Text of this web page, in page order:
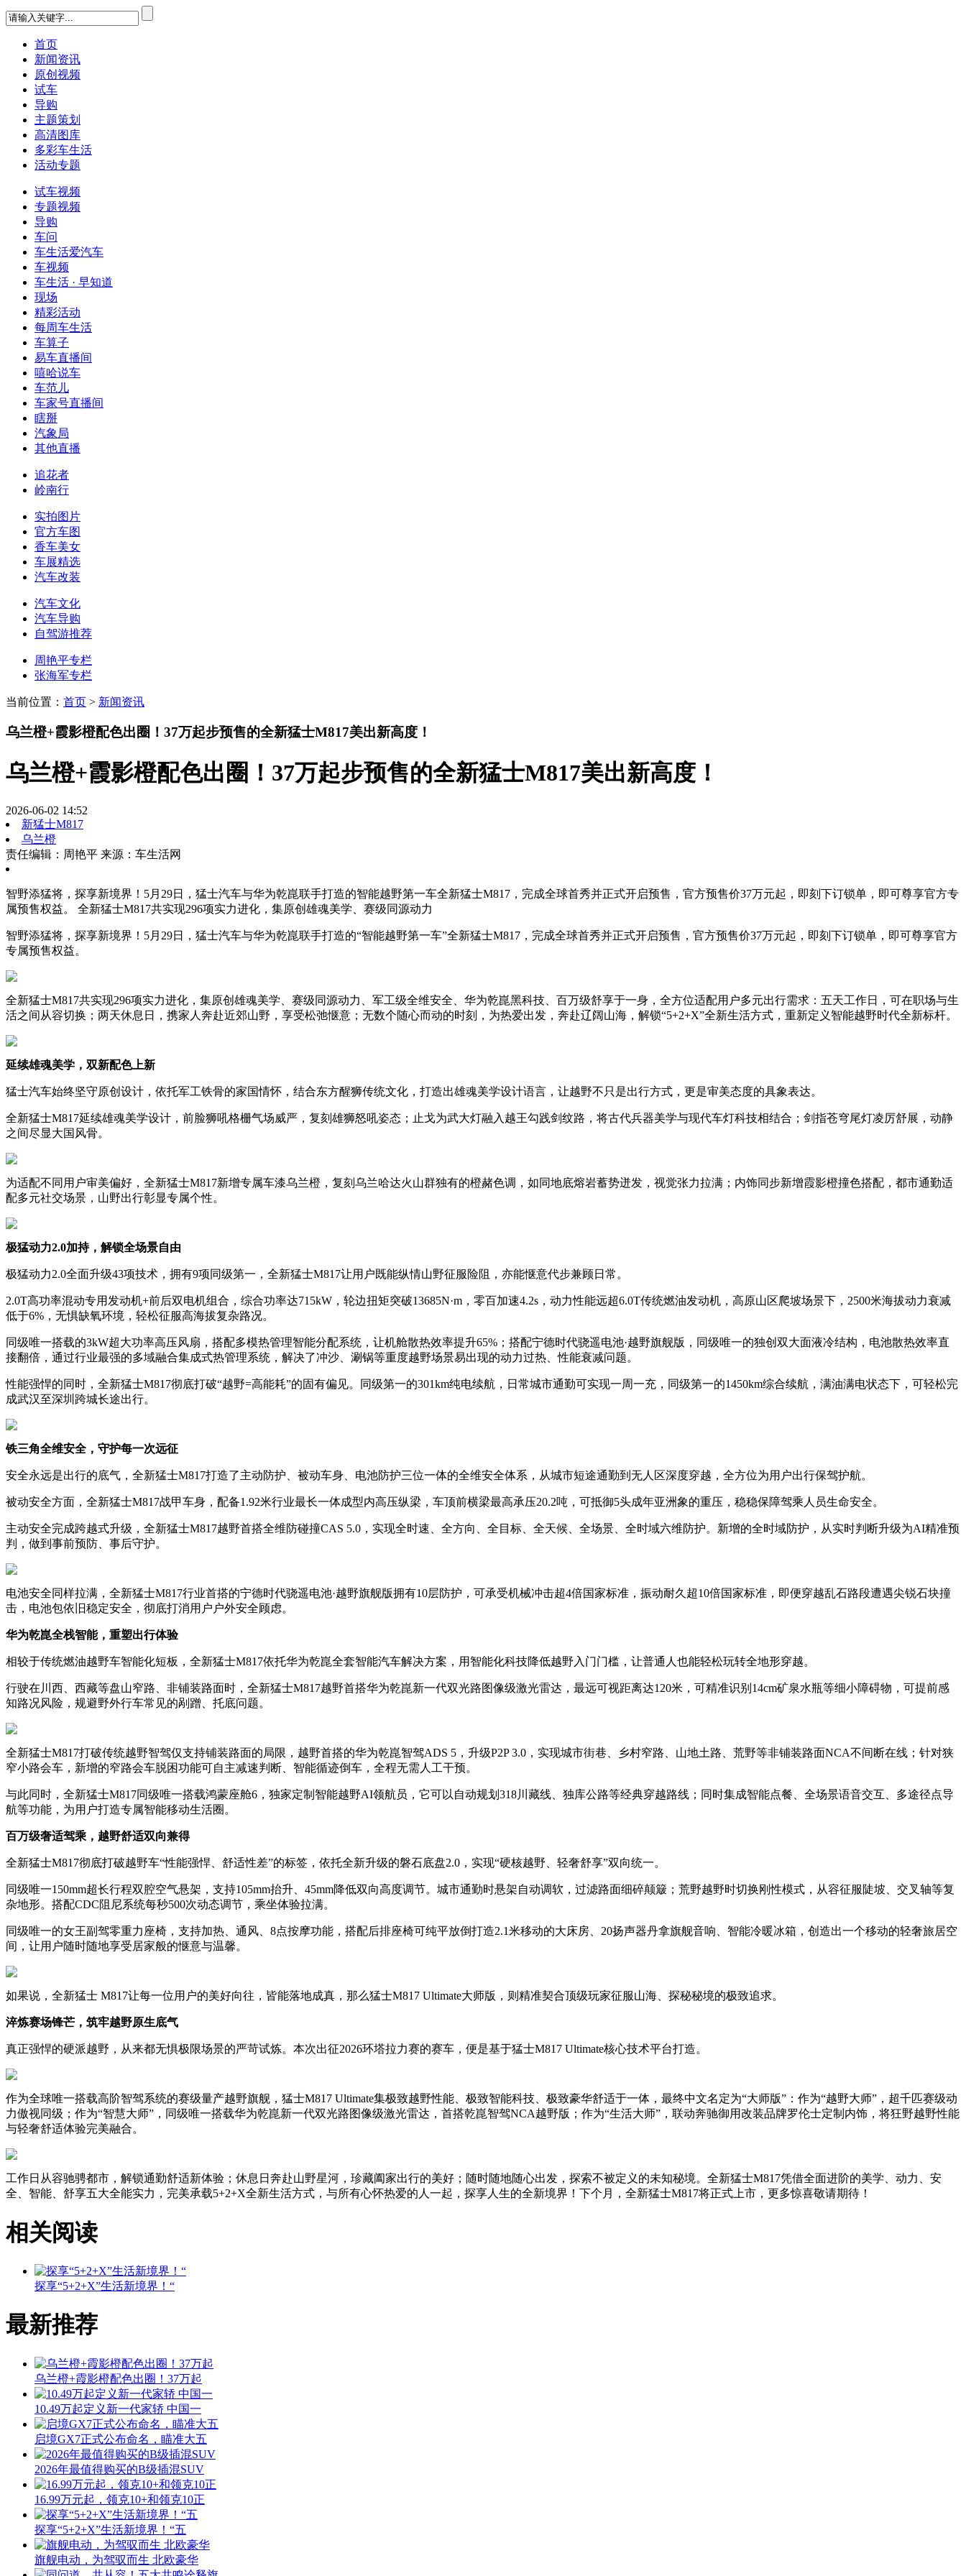
首页
新闻资讯
原创视频
试车
导购
主题策划
高清图库
多彩车生活
活动专题
试车视频
专题视频
导购
车问
车生活爱汽车
车视频
车生活 · 早知道
现场
精彩活动
每周车生活
车算子
易车直播间
嘻哈说车
车范儿
车家号直播间
瞎掰
汽象局
其他直播
追花者
岭南行
实拍图片
官方车图
香车美女
车展精选
汽车改装
汽车文化
汽车导购
自驾游推荐
周艳平专栏
张海军专栏
当前位置： 首页 > 新闻资讯
乌兰橙+霞影橙配色出圈！37万起步预售的全新猛士M817美出新高度！
乌兰橙+霞影橙配色出圈！37万起步预售的全新猛士M817美出新高度！
2026-06-02 14:52
新猛士M817
乌兰橙
责任编辑：周艳平 来源：车生活网
智野添猛将，探享新境界！5月29日，猛士汽车与华为乾崑联手打造的智能越野第一车全新猛士M817，完成全球首秀并正式开启预售，官方预售价37万元起，即刻下订锁单，即可尊享官方专
属预售权益。 全新猛士M817共实现296项实力进化，集原创雄魂美学、赛级同源动力
智野添猛将，探享新境界！5月29日，猛士汽车与华为乾崑联手打造的“智能越野第一车”全新猛士M817，完成全球首秀并正式开启预售，官方预售价37万元起，即刻下订锁单，即可尊享官方
专属预售权益。
全新猛士M817共实现296项实力进化，集原创雄魂美学、赛级同源动力、军工级全维安全、华为乾崑黑科技、百万级舒享于一身，全方位适配用户多元出行需求：五天工作日，可在职场与生
活之间从容切换；两天休息日，携家人奔赴近郊山野，享受松弛惬意；无数个随心而动的时刻，为热爱出发，奔赴辽阔山海，解锁“5+2+X”全新生活方式，重新定义智能越野时代全新标杆。
延续雄魂美学，双新配色上新
猛士汽车始终坚守原创设计，依托军工铁骨的家国情怀，结合东方醒狮传统文化，打造出雄魂美学设计语言，让越野不只是出行方式，更是审美态度的具象表达。
全新猛士M817延续雄魂美学设计，前脸狮吼格栅气场威严，复刻雄狮怒吼姿态；止戈为武大灯融入越王勾践剑纹路，将古代兵器美学与现代车灯科技相结合；剑指苍穹尾灯凌厉舒展，动静
之间尽显大国风骨。
为适配不同用户审美偏好，全新猛士M817新增专属车漆乌兰橙，复刻乌兰哈达火山群独有的橙赭色调，如同地底熔岩蓄势迸发，视觉张力拉满；内饰同步新增霞影橙撞色搭配，都市通勤适
配多元社交场景，山野出行彰显专属个性。
极猛动力2.0加持，解锁全场景自由
极猛动力2.0全面升级43项技术，拥有9项同级第一，全新猛士M817让用户既能纵情山野征服险阻，亦能惬意代步兼顾日常。
2.0T高功率混动专用发动机+前后双电机组合，综合功率达715kW，轮边扭矩突破13685N·m，零百加速4.2s，动力性能远超6.0T传统燃油发动机，高原山区爬坡场景下，2500米海拔动力衰减
低于6%，无惧缺氧环境，轻松征服高海拔复杂路况。
同级唯一搭载的3kW超大功率高压风扇，搭配多模热管理智能分配系统，让机舱散热效率提升65%；搭配宁德时代骁遥电池·越野旗舰版，同级唯一的独创双大面液冷结构，电池散热效率直
接翻倍，通过行业最强的多域融合集成式热管理系统，解决了冲沙、涮锅等重度越野场景易出现的动力过热、性能衰减问题。
性能强悍的同时，全新猛士M817彻底打破“越野=高能耗”的固有偏见。同级第一的301km纯电续航，日常城市通勤可实现一周一充，同级第一的1450km综合续航，满油满电状态下，可轻松完
成武汉至深圳跨城长途出行。
铁三角全维安全，守护每一次远征
安全永远是出行的底气，全新猛士M817打造了主动防护、被动车身、电池防护三位一体的全维安全体系，从城市短途通勤到无人区深度穿越，全方位为用户出行保驾护航。
被动安全方面，全新猛士M817战甲车身，配备1.92米行业最长一体成型内高压纵梁，车顶前横梁最高承压20.2吨，可抵御5头成年亚洲象的重压，稳稳保障驾乘人员生命安全。
主动安全完成跨越式升级，全新猛士M817越野首搭全维防碰撞CAS 5.0，实现全时速、全方向、全目标、全天候、全场景、全时域六维防护。新增的全时域防护，从实时判断升级为AI精准预
判，做到事前预防、事后守护。
电池安全同样拉满，全新猛士M817行业首搭的宁德时代骁遥电池·越野旗舰版拥有10层防护，可承受机械冲击超4倍国家标准，振动耐久超10倍国家标准，即便穿越乱石路段遭遇尖锐石块撞
击，电池包依旧稳定安全，彻底打消用户户外安全顾虑。
华为乾崑全栈智能，重塑出行体验
相较于传统燃油越野车智能化短板，全新猛士M817依托华为乾崑全套智能汽车解决方案，用智能化科技降低越野入门门槛，让普通人也能轻松玩转全地形穿越。
行驶在川西、西藏等盘山窄路、非铺装路面时，全新猛士M817越野首搭华为乾崑新一代双光路图像级激光雷达，最远可视距离达120米，可精准识别14cm矿泉水瓶等细小障碍物，可提前感
知路况风险，规避野外行车常见的剐蹭、托底问题。
全新猛士M817打破传统越野智驾仅支持铺装路面的局限，越野首搭的华为乾崑智驾ADS 5，升级P2P 3.0，实现城市街巷、乡村窄路、山地土路、荒野等非铺装路面NCA不间断在线；针对狭
窄小路会车，新增的窄路会车脱困功能可自主减速判断、智能循迹倒车，全程无需人工干预。
与此同时，全新猛士M817同级唯一搭载鸿蒙座舱6，独家定制智能越野AI领航员，它可以自动规划318川藏线、独库公路等经典穿越路线；同时集成智能点餐、全场景语音交互、多途径点导
航等功能，为用户打造专属智能移动生活圈。
百万级奢适驾乘，越野舒适双向兼得
全新猛士M817彻底打破越野车“性能强悍、舒适性差”的标签，依托全新升级的磐石底盘2.0，实现“硬核越野、轻奢舒享”双向统一。
同级唯一150mm超长行程双腔空气悬架，支持105mm抬升、45mm降低双向高度调节。城市通勤时悬架自动调软，过滤路面细碎颠簸；荒野越野时切换刚性模式，从容征服陡坡、交叉轴等复
杂地形。搭配CDC阻尼系统每秒500次动态调节，乘坐体验拉满。
同级唯一的女王副驾零重力座椅，支持加热、通风、8点按摩功能，搭配后排座椅可纯平放倒打造2.1米移动的大床房、20扬声器丹拿旗舰音响、智能冷暖冰箱，创造出一个移动的轻奢旅居空
间，让用户随时随地享受居家般的惬意与温馨。
如果说，全新猛士 M817让每一位用户的美好向往，皆能落地成真，那么猛士M817 Ultimate大师版，则精准契合顶级玩家征服山海、探秘秘境的极致追求。
淬炼赛场锋芒，筑牢越野原生底气
真正强悍的硬派越野，从来都无惧极限场景的严苛试炼。本次出征2026环塔拉力赛的赛车，便是基于猛士M817 Ultimate核心技术平台打造。
作为全球唯一搭载高阶智驾系统的赛级量产越野旗舰，猛士M817 Ultimate集极致越野性能、极致智能科技、极致豪华舒适于一体，最终中文名定为“大师版”：作为“越野大师”，超千匹赛级动
力傲视同级；作为“智慧大师”，同级唯一搭载华为乾崑新一代双光路图像级激光雷达，首搭乾崑智驾NCA越野版；作为“生活大师”，联动奔驰御用改装品牌罗伦士定制内饰，将狂野越野性能
与轻奢舒适体验完美融合。
工作日从容驰骋都市，解锁通勤舒适新体验；休息日奔赴山野星河，珍藏阖家出行的美好；随时随地随心出发，探索不被定义的未知秘境。全新猛士M817凭借全面进阶的美学、动力、安
全、智能、舒享五大全能实力，完美承载5+2+X全新生活方式，与所有心怀热爱的人一起，探享人生的全新境界！下个月，全新猛士M817将正式上市，更多惊喜敬请期待！
相关阅读
探享“5+2+X”生活新境界！“
最新推荐
乌兰橙+霞影橙配色出圈！37万起
10.49万起定义新一代家轿 中国一
启境GX7正式公布命名，瞄准大五
2026年最值得购买的B级插混SUV
16.99万元起，领克10+和领克10正
探享“5+2+X”生活新境界！“五
旗舰电动，为驾驭而生 北欧豪华